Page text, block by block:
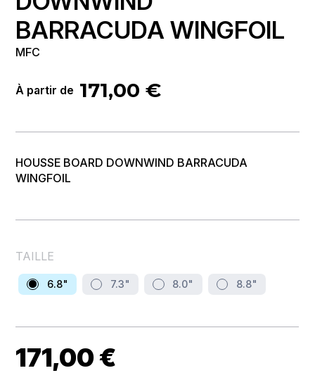
BARRACUDA WINGFOIL
MFC
À partir de 171,00€
HOUSSE BOARD DOWNWIND BARRACUDA
WINGFOIL
TAILLE
6.8" 7.3" 8.0" 8.8"
171,00€